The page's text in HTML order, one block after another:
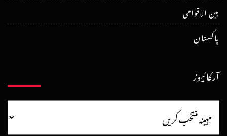
بین الاقوامی
پاکستان
آرکائیوز